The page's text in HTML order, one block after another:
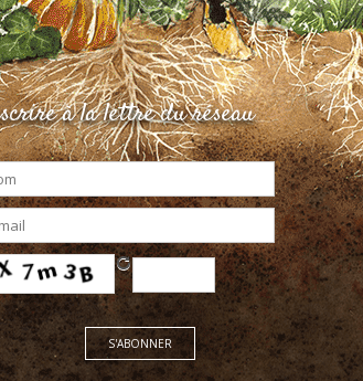
à la lettre du réseau